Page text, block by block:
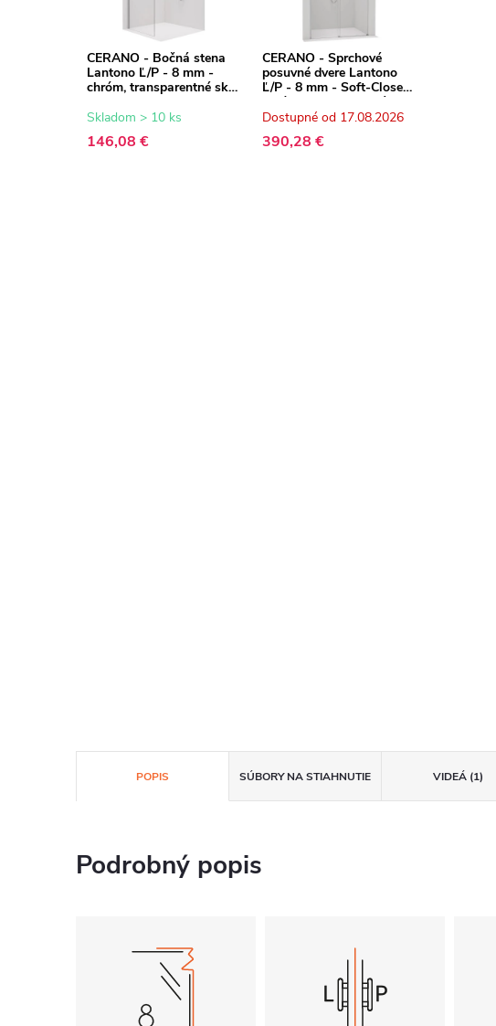
CERANO - Bočná stena
Lantono Ľ/P - 8 mm -
chróm, transparentné sklo
Skladom > 10 ks
146,08 €
CERANO - Sprchové
posuvné dvere Lantono
Ľ/P - 8 mm - Soft-Close -
chróm, transparentné sklo
- 130x195 cm
Dostupné od 17.08.2026
390,28 €
POPIS SÚBORY NA STIAHNUTIE VIDEÁ (1)
Podrobný popis